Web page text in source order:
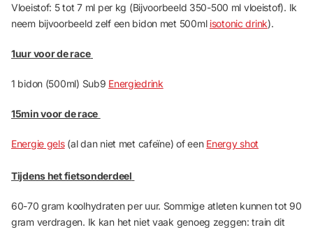
Vloeistof: 5 tot 7 ml per kg (Bijvoorbeeld 350-500 ml vloeistof). Ik
neem bijvoorbeeld zelf een bidon met 500ml isotonic drink).
1uur voor de race
1 bidon (500ml) Sub9 Energiedrink
15min voor de race
Energie gels (al dan niet met cafeïne) ofeen Energy shot
Tijdens het fietsonderdeel
60-70 gram koolhydraten per uur. Sommige atleten kunnen tot 90
gram verdragen. Ik kan het niet vaak genoeg zeggen: train dit